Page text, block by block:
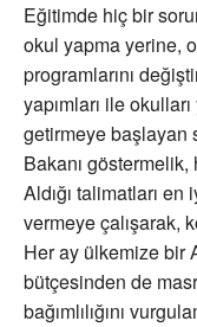
Eğitimde hiç bir
okul yapma yerine,
programlarını
yapımları ile
getirmeye başlayan
Bakanı
Aldığı talimatları
vermeye çalışarak,
Her ay ülkemize bir
bütçesinden de
bağımlılığını